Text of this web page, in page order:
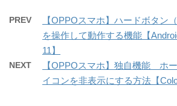
PREV
【OPPOスマホ】ハードボタン
を操作して動作する機能【
11】
NEXT
【OPPOスマホ】独自機能 ホ
イコンを非表示にする方法【